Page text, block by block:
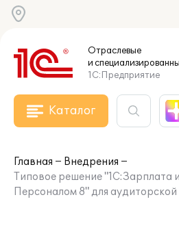
Отраслевые
и
1С:Предприятие
Каталог
Главная
Внедрения
Типовое решение "1С:Зарплата
Персоналом 8" для